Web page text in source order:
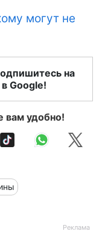
могут не
на
Google!
вам удобно!